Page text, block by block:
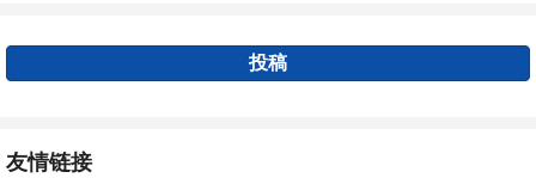
投稿
友情链接